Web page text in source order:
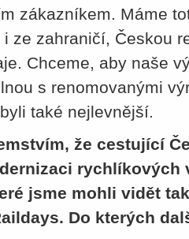
zákazníkem. Máme
i ze zahraničí, Českou
Chceme, aby naše
s renomovanými
také nejlevnější.
že cestující
rychlíkových
jsme mohli vidět
Do kterých